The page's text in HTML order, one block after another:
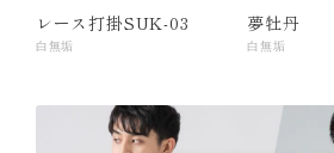
レース打掛SUK-03
白無垢
夢牡丹
白無垢